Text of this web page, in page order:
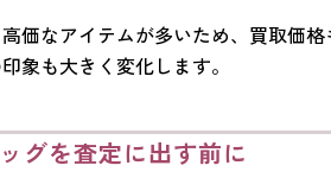
価なアイテムが多いため、買取価
象も大きく変化します。
グを査定に出す前に